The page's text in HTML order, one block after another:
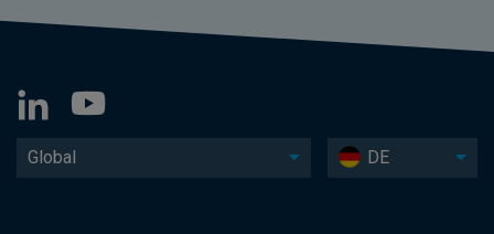
Global DE